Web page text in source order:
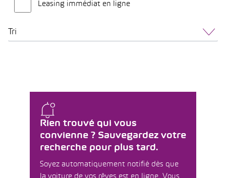
Leasing immédiat en ligne
Tri
Rien trouvé qui vous
convienne ? Sauvegardez votre
recherche pour plus tard.
Soyez automatiquement notifié dès que
la voiture de vos rêves est en ligne. Vous